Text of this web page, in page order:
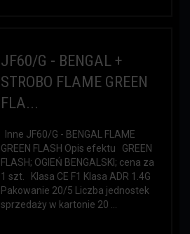
JF60/G - BENGAL +
STROBO FLAME GREEN
FLA...
Inne JF60/G - BENGAL FLAME
GREEN FLASH Opis efektu GREEN
FLASH; OGIEŃ BENGALSKI; cena za
1 szt. Klasa CE F1 Klasa ADR 1.4G
Pakowanie 20/5 Liczba jednostek
sprzedaży w kartonie 20 ...